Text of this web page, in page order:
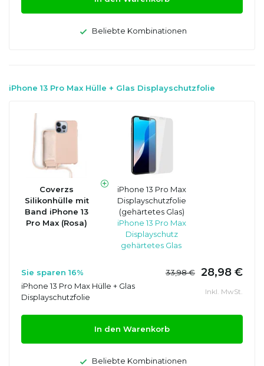
Beliebte Kombinationen
iPhone 13 Pro Max Hülle + Glas Displayschutzfolie
Coverzs
Silikonhülle mit
Band iPhone 13
Pro Max (Rosa)
iPhone 13 Pro Max
Displayschutzfolie
(gehärtetes Glas)
iPhone 13 Pro Max
Displayschutz
gehärtetes Glas
Sie sparen 16% 33,98 € 28,98 €
iPhone 13 Pro Max Hülle + Glas
Displayschutzfolie
Inkl. MwSt.
In den Warenkorb
Beliebte Kombinationen